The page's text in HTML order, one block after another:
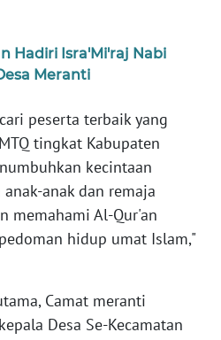
Hadiri Isra'Mi'raj Nabi
Meranti
peserta terbaik yang
tingkat Kabupaten
kecintaan
anak dan remaja
memahami Al-Qur'an
hidup umat Islam,"
Camat meranti
Desa Se-Kecamatan